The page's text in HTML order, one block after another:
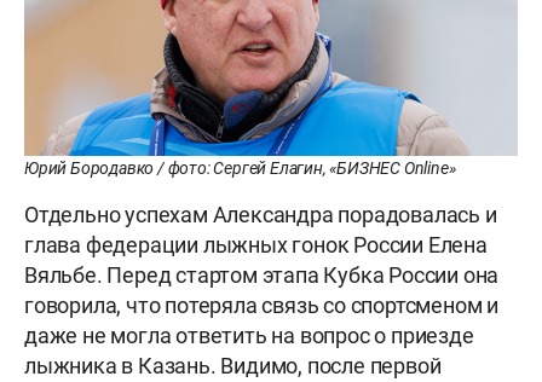
Юрий Бородавко / фото: Сергей Елагин, «БИЗНЕС Online»
Отдельно успехам Александра порадовалась и
глава федерации лыжных гонок России Елена
Вяльбе. Перед стартом этапа Кубка России она
говорила, что потеряла связь со спортсменом и
даже не могла ответить на вопрос о приезде
лыжника в Казань. Видимо, после первой